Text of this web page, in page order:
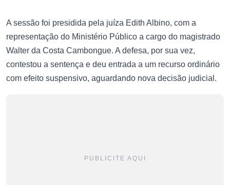
A sessão foi presidida pela juíza Edith Albino, com a
representação do Ministério Público a cargo do magistrado
Walter da Costa Cambongue. A defesa, por sua vez,
contestou a sentença e deu entrada a um recurso ordinário
com efeito suspensivo, aguardando nova decisão judicial.
PUBLICITE AQUI